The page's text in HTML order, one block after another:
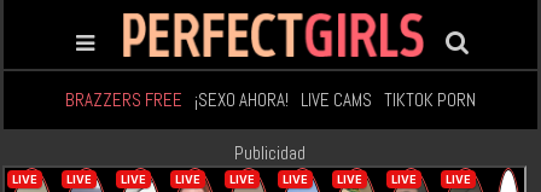
BRAZZERS FREE ¡SEXO AHORA! LIVE CAMS TIKTOK PORN
Publicidad